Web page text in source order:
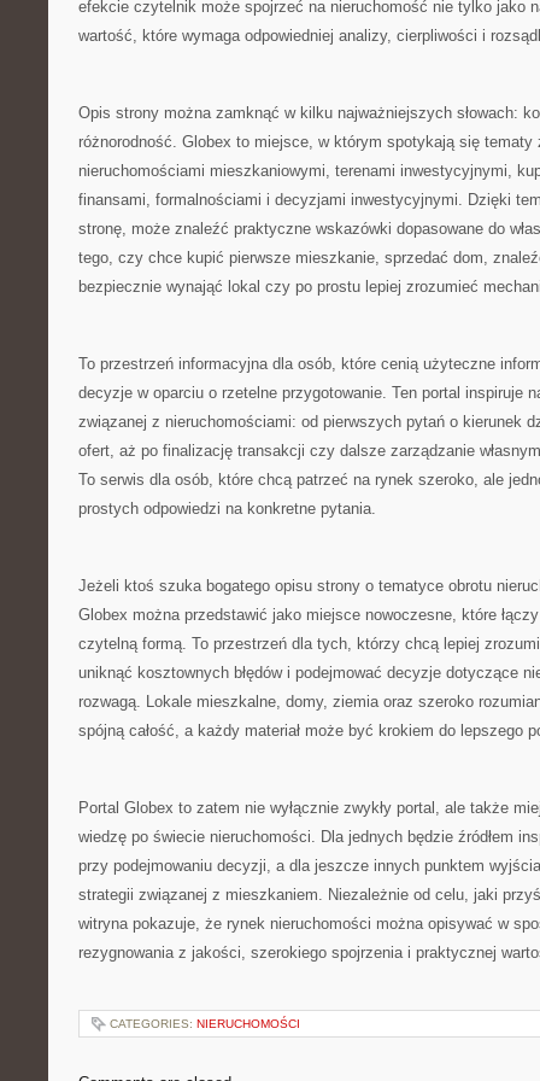
efekcie czytelnik może spojrzeć na nieruchomość nie tylko jako
wartość, które wymaga odpowiedniej analizy, cierpliwości i
Opis strony można zamknąć w kilku najważniejszych słowach:
różnorodność. Globex to miejsce, w którym spotykają się tematy
nieruchomościami mieszkaniowymi, terenami inwestycyjnymi,
finansami, formalnościami i decyzjami inwestycyjnymi. Dzięki
stronę, może znaleźć praktyczne wskazówki dopasowane do
tego, czy chce kupić pierwsze mieszkanie, sprzedać dom,
bezpiecznie wynająć lokal czy po prostu lepiej zrozumieć
To przestrzeń informacyjna dla osób, które cenią użyteczne
decyzje w oparciu o rzetelne przygotowanie. Ten portal inspiruje
związanej z nieruchomościami: od pierwszych pytań o kierunek
ofert, aż po finalizację transakcji czy dalsze zarządzanie
To serwis dla osób, które chcą patrzeć na rynek szeroko, ale
prostych odpowiedzi na konkretne pytania.
Jeżeli ktoś szuka bogatego opisu strony o tematyce obrotu
Globex można przedstawić jako miejsce nowoczesne, które
czytelną formą. To przestrzeń dla tych, którzy chcą lepiej
uniknąć kosztownych błędów i podejmować decyzje dotyczące
rozwagą. Lokale mieszkalne, domy, ziemia oraz szeroko
spójną całość, a każdy materiał może być krokiem do lepszego
Portal Globex to zatem nie wyłącznie zwykły portal, ale także
wiedzę po świecie nieruchomości. Dla jednych będzie źródłem
przy podejmowaniu decyzji, a dla jeszcze innych punktem
strategii związanej z mieszkaniem. Niezależnie od celu, jaki
witryna pokazuje, że rynek nieruchomości można opisywać w
rezygnowania z jakości, szerokiego spojrzenia i praktycznej
CATEGORIES: NIERUCHOMOŚCI